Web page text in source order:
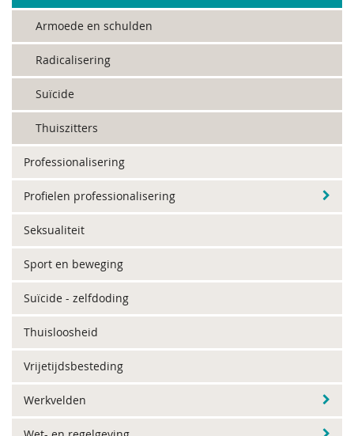
Armoede en schulden
Radicalisering
Suïcide
Thuiszitters
Professionalisering
Profielen professionalisering
Seksualiteit
Sport en beweging
Suïcide - zelfdoding
Thuisloosheid
Vrijetijdsbesteding
Werkvelden